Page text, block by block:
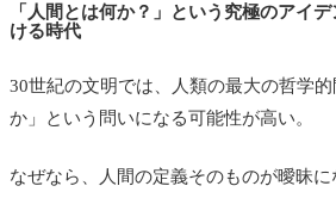
「人間とは何か？」という究極のアイ
ける時代
30世紀の文明では、人類の最大の哲学
か」という問いになる可能性が高い。
なぜなら、人間の定義そのものが曖昧に